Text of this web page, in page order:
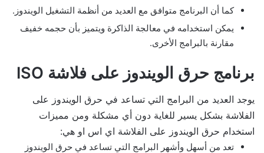
كما أن البرنامج متوافق مع العديد من أنظمة التشغيل الويندوز.
يمكن استخدامه في معالجة الذاكرة ويتميز بأن حجمه خفيف
مقارنة بالبرامج الأخرى.
برنامج حرق الويندوز على فلاشة ISO
يوجد العديد من البرامج التي تساعد في حرق الويندوز على
الفلاشة بشكل يسير للغاية دون أي مشكلة ومن مميزات
استخدام حرق الويندوز على الفلاشة اي اس او هي:
تعد من أسهل وأشهر البرامج التي تساعد في حرق الويندوز